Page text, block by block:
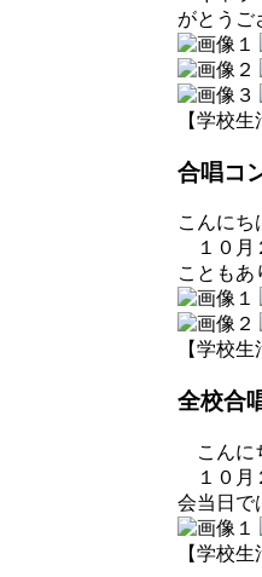
がとうご
【学校
合唱コ
こんに
１０月
こともあ
【学校
全校合
こんに
１０月
会当日で
【学校